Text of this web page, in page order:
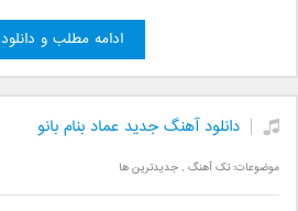
ادامه مطلب و دانلود
دانلود آهنگ جدید عماد بنام بانو
موضوعات:تک آهنگ ,جدیدترین ها